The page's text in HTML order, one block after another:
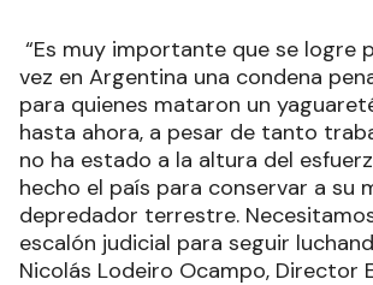
“Es muy importante que se logre
vez en Argentina una condena
para quienes mataron un
hasta ahora, a pesar de tanto
no ha estado a la altura del
hecho el país para conservar a su
depredador terrestre.
escalón judicial para seguir
Nicolás Lodeiro Ocampo, Director